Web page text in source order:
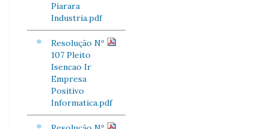
Piarara
Industria.pdf
Resolução Nº
107 Pleito
Isencao Ir
Empresa
Positivo
Informatica.pdf